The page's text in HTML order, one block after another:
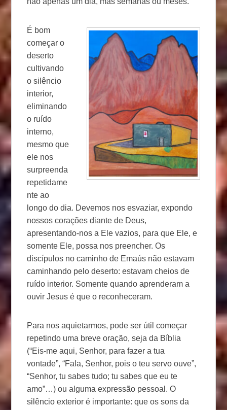
É bom
começar o
deserto
cultivando
o silêncio
interior,
eliminando
o ruído
interno,
mesmo que
ele nos
surpreenda
repetidame
nte ao
longo do dia. Devemos nos esvaziar, expondo
nossos corações diante de Deus,
apresentando-nos a Ele vazios, para que Ele, e
somente Ele, possa nos preencher. Os
discípulos no caminho de Emaús não estavam
caminhando pelo deserto: estavam cheios de
ruído interior. Somente quando aprenderam a
ouvir Jesus é que o reconheceram.
Para nos aquietarmos, pode ser útil começar
repetindo uma breve oração, seja da Bíblia
(“Eis-me aqui, Senhor, para fazer a tua
vontade”, “Fala, Senhor, pois o teu servo ouve”,
“Senhor, tu sabes tudo; tu sabes que eu te
amo”…) ou alguma expressão pessoal. O
silêncio exterior é importante: que os sons da